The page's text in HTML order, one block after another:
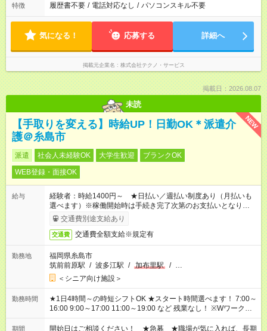
特徴 履歴書不要 / 電話対応なし / パソコンスキル不要
気になる！ 応募する 詳細へ
掲載元企業名 株式会社テクノ・サービス
掲載日：2026.08.07
未読
NEW
【手取りを変える】時給UP！日勤OK＊派遣介
護＠糸島市
派遣 社会人未経験OK 大学生歓迎
ブランクOK
WEB登録・面接OK
給与
経験者：時給1400円～ ★日払い／週払い制度あり（月払いも
選べます）※稼働開始時は手続き完了次第のお支払いとなりま
す。交通費別途支給あり
交通費 交通費全額支給※規定有
勤務地
福岡県糸島市
筑前前原駅 / 波多江駅 / 加布里駅 / …
＜シニア向け施設＞
勤務時間
★1日4時間～の時短シフトOK ★スタート時間選べます！ 7:00～
16:00 9:00～17:00 11:00～19:00 など 残業なし！ ※Wワークの
場合、他のお仕事と合わせ週40時間超の就業はご案内できませ
ん ※法令に基づき、週20時間以上勤務は社会保険への加入対象
期間 開始日はご相談ください！ ★急募 ★職場が気に入れば、長期